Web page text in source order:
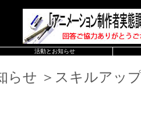
活動とお知らせ
らせ ＞スキルアッ